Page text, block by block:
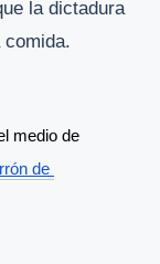
la dictadura
medio de
de